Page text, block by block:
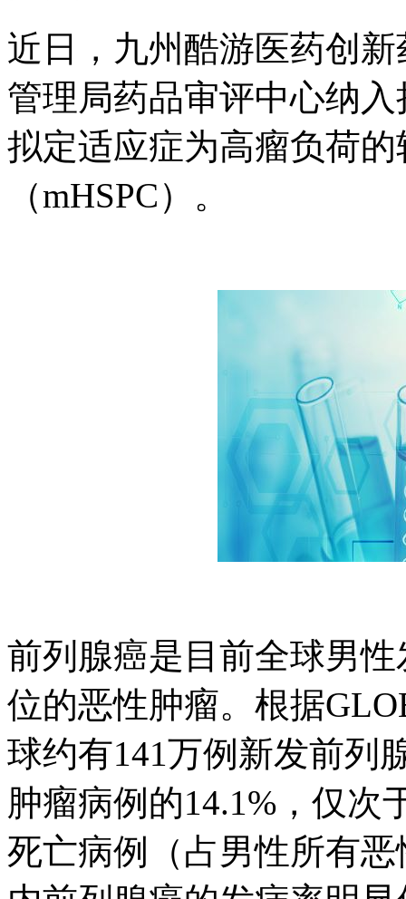
近日，九州酷游医药创
管理局药品审评中心纳入
拟定适应症为高瘤负荷
（mHSPC）。
前列腺癌是目前全球男性
位的恶性肿瘤。根据
球约有141万例新发前列
肿瘤病例的14.1%，仅
死亡病例（占男性所有